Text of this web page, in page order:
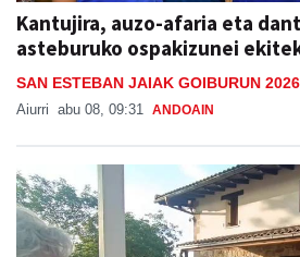
Kantujira, auzo-afaria eta
asteburuko ospakizunei
SAN ESTEBAN JAIAK GOIBURUN 2026
Aiurri abu 08, 09:31 ANDOAIN